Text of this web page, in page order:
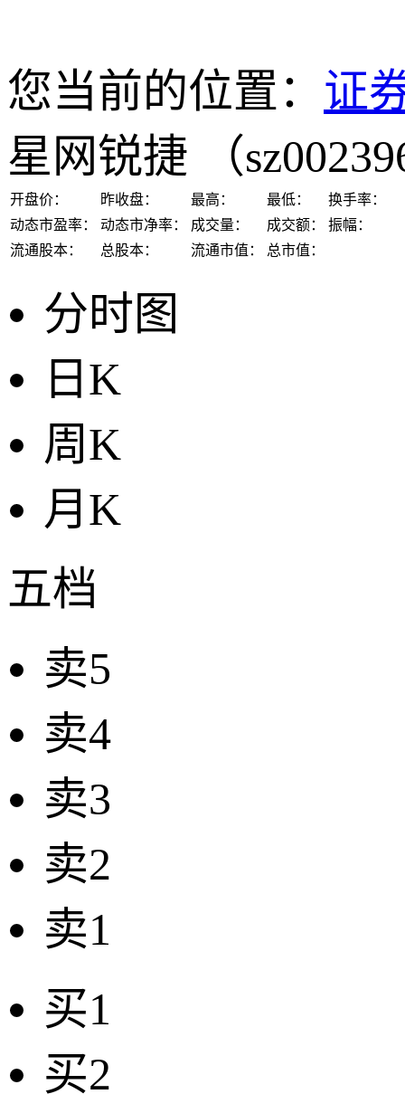
您当前的位置： 证
星网锐捷
（
开盘价： 昨收盘： 最高： 最低：
换手率：
动态市盈率：
动态市净率： 成交量： 成交额：
振幅：
流通股本：
总股本： 流通市值： 总市值：
分时图
日K
周K
月K
五档
卖5
卖4
卖3
卖2
卖1
买1
买2